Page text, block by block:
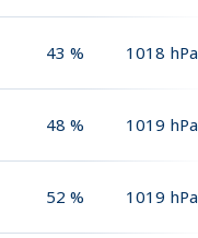
43 % 1018 hPa
48 % 1019 hPa
52 % 1019 hPa